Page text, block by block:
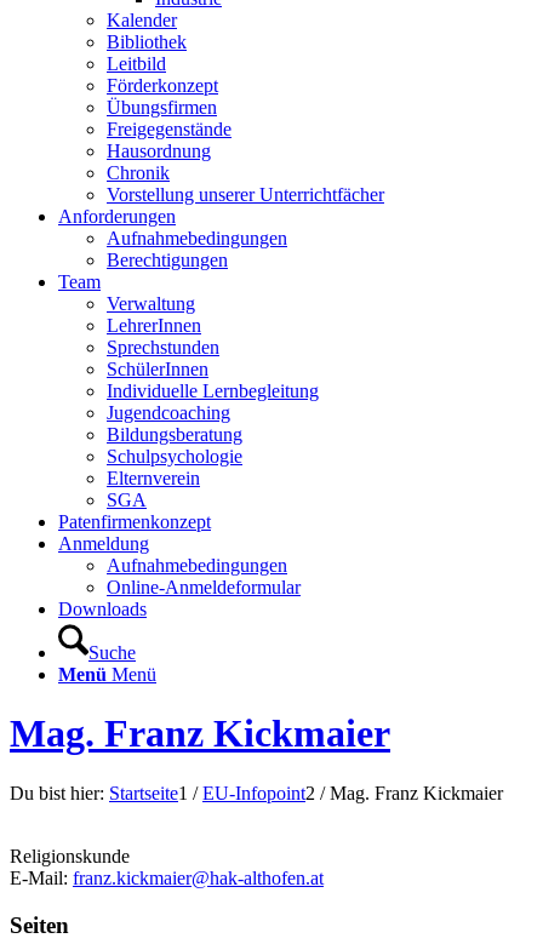
Kalender
Bibliothek
Leitbild
Förderkonzept
Übungsfirmen
Freigegenstände
Hausordnung
Chronik
Vorstellung unserer Unterrichtfächer
Anforderungen
Aufnahmebedingungen
Berechtigungen
Team
Verwaltung
LehrerInnen
Sprechstunden
SchülerInnen
Individuelle Lernbegleitung
Jugendcoaching
Bildungsberatung
Schulpsychologie
Elternverein
SGA
Patenfirmenkonzept
Anmeldung
Aufnahmebedingungen
Online-Anmeldeformular
Downloads
Suche
Menü Menü
Mag. Franz Kickmaier
Du bist hier: Startseite1 / EU-Infopoint2 / Mag. Franz Kickmaier
Religionskunde
E-Mail: franz.kickmaier@hak-althofen.at
Seiten